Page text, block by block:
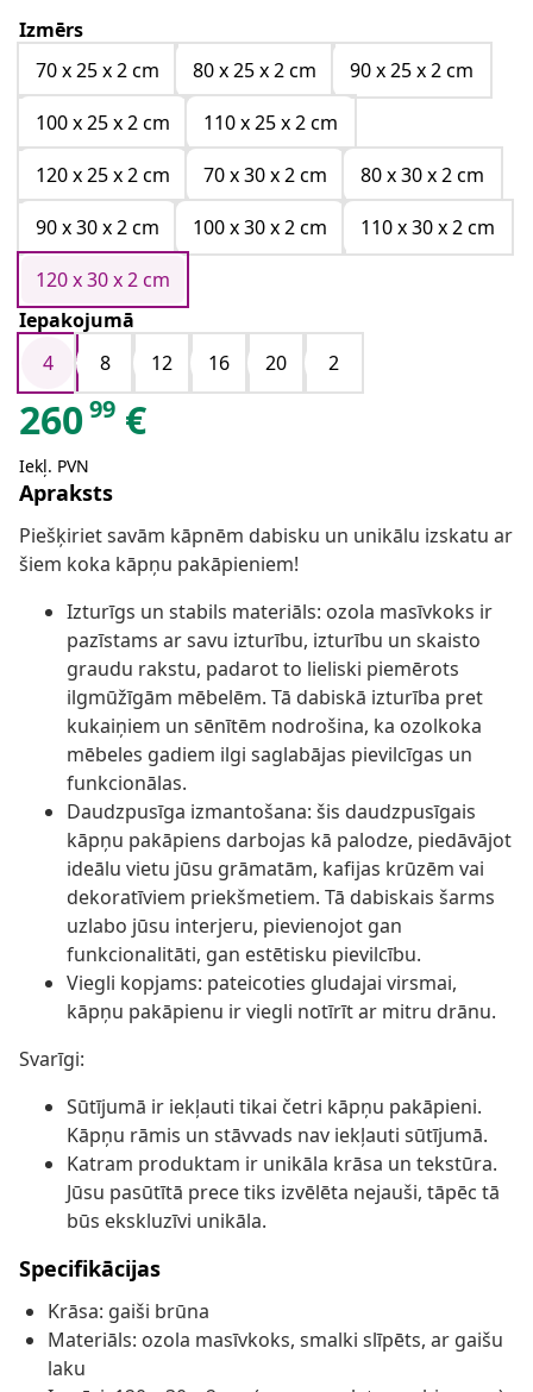
Izmērs
70 x 25 x 2 cm
80 x 25 x 2 cm
90 x 25 x 2 cm
100 x 25 x 2 cm
110 x 25 x 2 cm
120 x 25 x 2 cm
70 x 30 x 2 cm
80 x 30 x 2 cm
90 x 30 x 2 cm
100 x 30 x 2 cm
110 x 30 x 2 cm
120 x 30 x 2 cm
Iepakojumā
4
8 12 16 20 2
26099 €
Iekļ. PVN
Apraksts
Piešķiriet savām kāpnēm dabisku un unikālu izskatu ar
šiem koka kāpņu pakāpieniem!
Izturīgs un stabils materiāls: ozola masīvkoks ir
pazīstams ar savu izturību, izturību un skaisto
graudu rakstu, padarot to lieliski piemērots
ilgmūžīgām mēbelēm. Tā dabiskā izturība pret
kukaiņiem un sēnītēm nodrošina, ka ozolkoka
mēbeles gadiem ilgi saglabājas pievilcīgas un
funkcionālas.
Daudzpusīga izmantošana: šis daudzpusīgais
kāpņu pakāpiens darbojas kā palodze, piedāvājot
ideālu vietu jūsu grāmatām, kafijas krūzēm vai
dekoratīviem priekšmetiem. Tā dabiskais šarms
uzlabo jūsu interjeru, pievienojot gan
funkcionalitāti, gan estētisku pievilcību.
Viegli kopjams: pateicoties gludajai virsmai,
kāpņu pakāpienu ir viegli notīrīt ar mitru drānu.
Svarīgi:
Sūtījumā ir iekļauti tikai četri kāpņu pakāpieni.
Kāpņu rāmis un stāvvads nav iekļauti sūtījumā.
Katram produktam ir unikāla krāsa un tekstūra.
Jūsu pasūtītā prece tiks izvēlēta nejauši, tāpēc tā
būs ekskluzīvi unikāla.
Specifikācijas
Krāsa: gaiši brūna
Materiāls: ozola masīvkoks, smalki slīpēts, ar gaišu
laku